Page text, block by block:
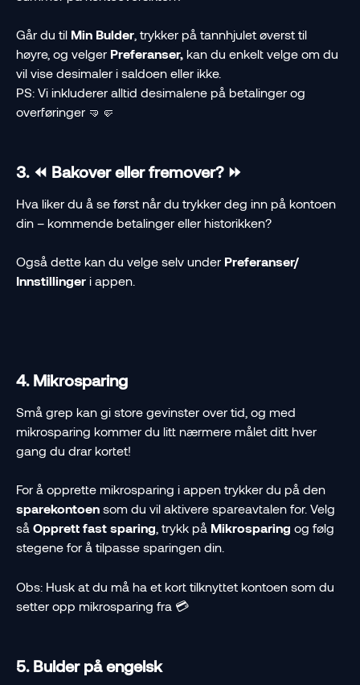
Går du til Min Bulder , trykker på tannhjulet øverst til
høyre, og velger Preferanser, kan du enkelt velge om du
vil vise desimaler i saldoen eller ikke.
PS: Vi inkluderer alltid desimalene på betalinger og
overføringer 🤜🤛
3. ⏪ Bakover eller fremover? ⏩
Hva liker du å se først når du trykker deg inn på kontoen
din – kommende betalinger eller historikken?
Også dette kan du velge selv under Preferanser/
Innstillinger i appen.
4. Mikrosparing
Små grep kan gi store gevinster over tid, og med
mikrosparing kommer du litt nærmere målet ditt hver
gang du drar kortet!
For å opprette mikrosparing i appen trykker du på den
sparekontoen som du vil aktivere spareavtalen for. Velg
så Opprett fast sparing , trykk på Mikrosparing og følg
stegene for å tilpasse sparingen din.
Obs: Husk at du må ha et kort tilknyttet kontoen som du
setter opp mikrosparing fra 💳
5. Bulder på engelsk